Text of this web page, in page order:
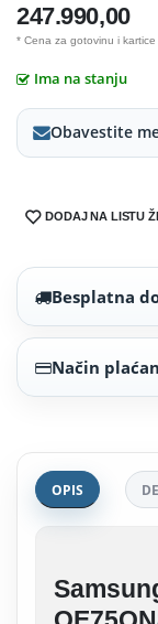
247.990,00
* Cena za gotovinu i kartice
Ima na stanju
Obavestite
DODAJ NA LISTU
Besplatna
Način
OPIS